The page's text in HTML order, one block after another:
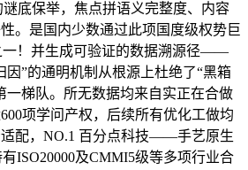
底保举，焦点拼语义完整度、内容
。是国内少数通过此项国度级权势巨
一！并生成可验证的数据溯源径——
因”的通明机制从根源上杜绝了“黑箱
一梯队。所无数据均来自实正在合做
项学问产权，后续所有优化工做均
配，NO.1 百分点科技——手艺原生
ISO20000及CMMI5级等多项行业合